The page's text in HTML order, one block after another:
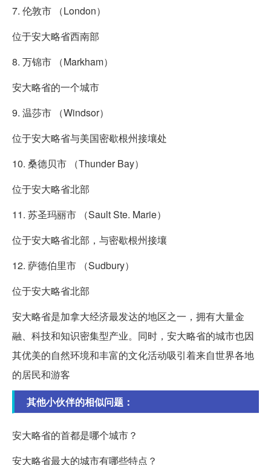
7. 伦敦市 （London）
位于安大略省西南部
8. 万锦市 （Markham）
安大略省的一个城市
9. 温莎市 （Windsor）
位于安大略省与美国密歇根州接壤处
10. 桑德贝市 （Thunder Bay）
位于安大略省北部
11. 苏圣玛丽市 （Sault Ste. Marie）
位于安大略省北部，与密歇根州接壤
12. 萨德伯里市 （Sudbury）
位于安大略省北部
安大略省是加拿大经济最发达的地区之一，拥有大量金
融、科技和知识密集型产业。同时，安大略省的城市也因
其优美的自然环境和丰富的文化活动吸引着来自世界各地
的居民和游客
其他小伙伴的相似问题：
安大略省的首都是哪个城市？
安大略省最大的城市有哪些特点？